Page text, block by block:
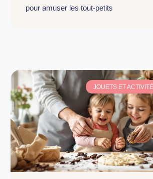
pour amuser les tout-petits
JOUETS ET